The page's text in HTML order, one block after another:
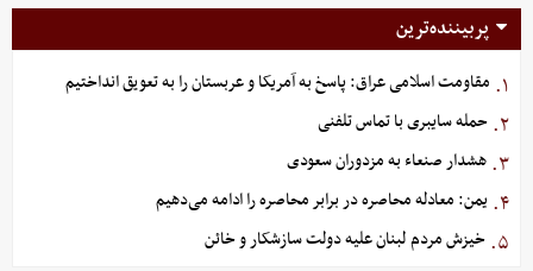
پربیننده‌ترین
۱. مقاومت اسلامی عراق: پاسخ به آمریکا و عربستان را به تعویق انداختیم
۲. حمله سایبری با تماس تلفنی
۳. هشدار صنعاء به مزدوران سعودی
۴. یمن: معادله محاصره در برابر محاصره را ادامه می‌دهیم
۵. خیزش مردم لبنان علیه دولت سازشکار و خائن